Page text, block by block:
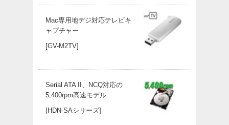
Mac専用地デジ対応テレビキ
ャプチャー
[GV-M2TV]
Serial ATA II、NCQ対応の
5,400rpm高速モデル
[HDN-SAシリーズ]